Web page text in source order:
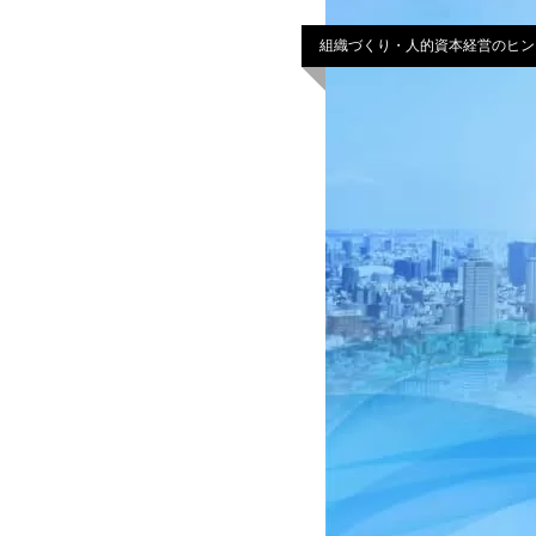
組織づくり・人的資本経営のヒ